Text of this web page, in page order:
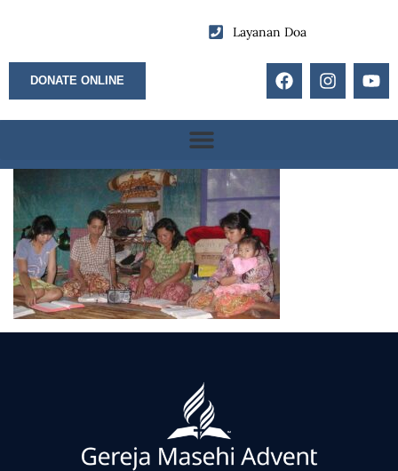
Layanan Doa
DONATE ONLINE